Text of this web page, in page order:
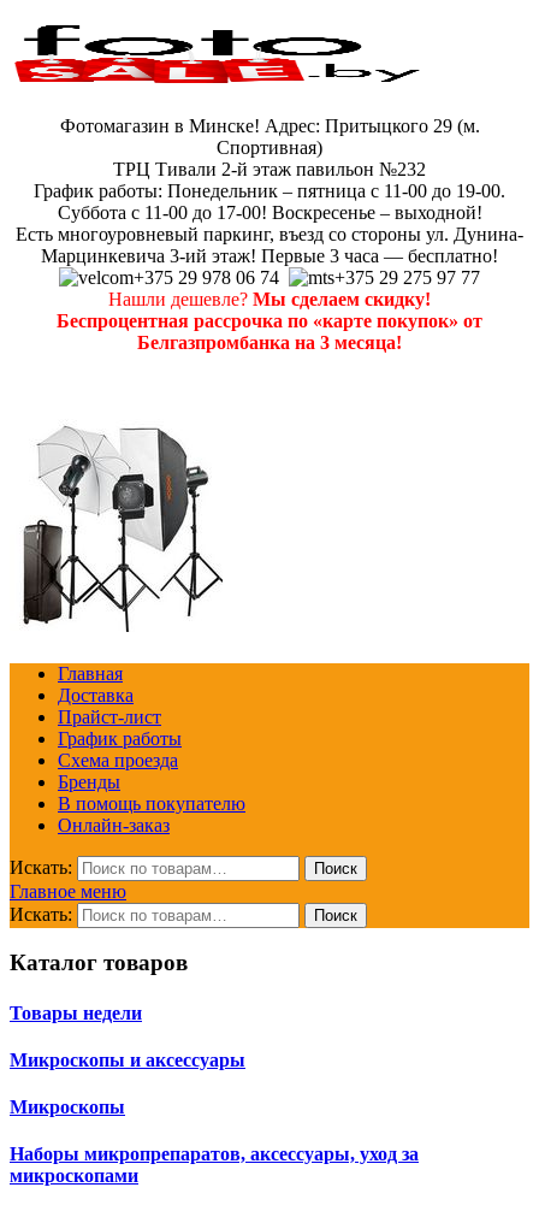
Фотомагазин в Минске! Адрес: Притыцкого 29 (м.
Спортивная)
ТРЦ Тивали 2-й этаж павильон №232
График работы: Понедельник – пятница с 11-00 до 19-00.
Суббота с 11-00 до 17-00! Воскресенье – выходной!
Есть многоуровневый паркинг, въезд со стороны ул. Дунина-
Марцинкевича 3-ий этаж! Первые 3 часа — бесплатно!
+375 29 978 06 74
+375 29 275 97 77
Нашли дешевле? Мы сделаем скидку!
Беспроцентная рассрочка по «карте покупок» от
Белгазпромбанка на 3 месяца!
Главная
Доставка
Прайст-лист
График работы
Схема проезда
Бренды
В помощь покупателю
Онлайн-заказ
Искать: Поиск
Главное меню
Искать:
Поиск
Каталог товаров
Товары недели
Микроскопы и аксессуары
Микроскопы
Наборы микропрепаратов, аксессуары, уход за
микроскопами